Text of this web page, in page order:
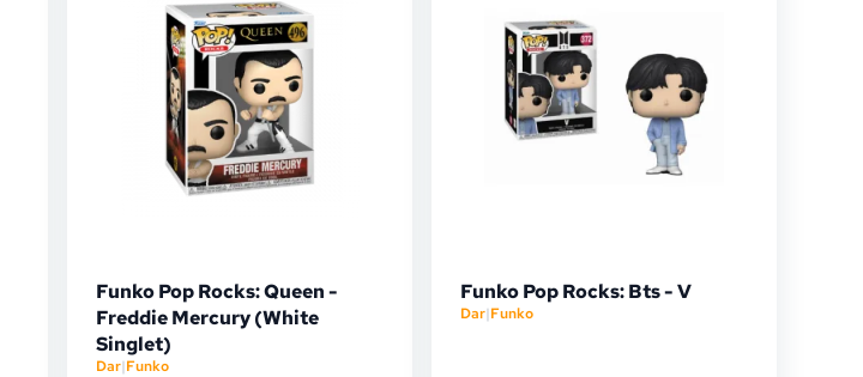
Funko Pop Rocks: Queen -
Freddie Mercury (White
Singlet)
Dar|Funko
Funko Pop Rocks: Bts - V
Dar|Funko